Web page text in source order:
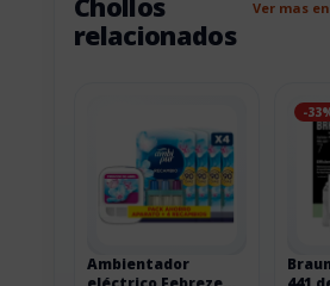
relacionados
Ver mas
Ambientador
-